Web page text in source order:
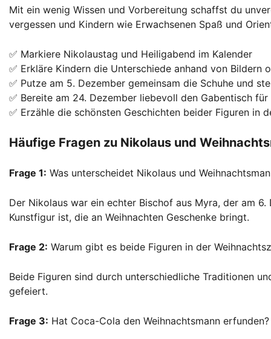
Mit ein wenig Wissen und Vorbereitung schaffst du
vergessen und Kindern wie Erwachsenen Spaß und
✅ Markiere Nikolaustag und Heiligabend im Kalender
✅ Erkläre Kindern die Unterschiede anhand von Bildern
✅ Putze am 5. Dezember gemeinsam die Schuhe und
✅ Bereite am 24. Dezember liebevoll den Gabentisch
✅ Erzähle die schönsten Geschichten beider Figuren in
Häufige Fragen zu Nikolaus und
Frage 1: Was unterscheidet Nikolaus und
Der Nikolaus war ein echter Bischof aus Myra, der am
Kunstfigur ist, die an Weihnachten Geschenke bringt.
Frage 2: Warum gibt es beide Figuren in der
Beide Figuren sind durch unterschiedliche Traditionen
gefeiert.
Frage 3: Hat Coca-Cola den Weihnachtsmann erfunden?